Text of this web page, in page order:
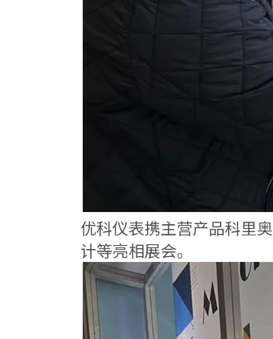
优科仪表携主营产品科里
计等亮相展会。